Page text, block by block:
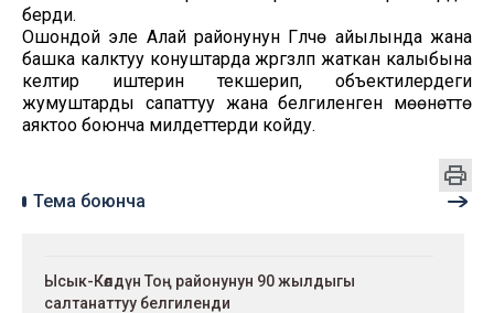
берди.
Ошондой эле Алай районунун Гүлчө айылында жана
башка калктуу конуштарда жүргүзүлүп жаткан калыбына
келтирүү иштерин текшерип, объектилердеги
жумуштарды сапаттуу жана белгиленген мөөнөттө
аяктоо боюнча милдеттерди койду.
Тема боюнча
Ысык-Көлдүн Тоң районунун 90 жылдыгы
салтанаттуу белгиленди